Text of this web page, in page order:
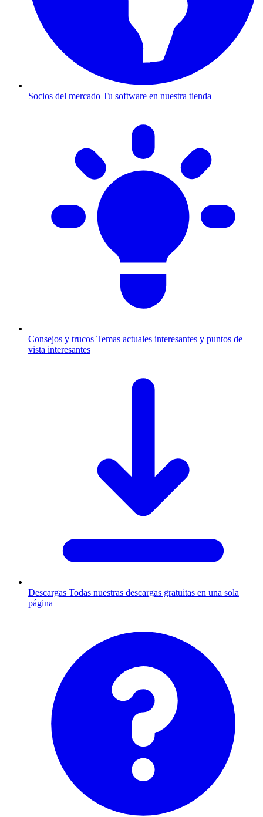
Socios del mercado Tu software en nuestra tienda
Consejos y trucos Temas actuales interesantes y puntos de
vista interesantes
Descargas Todas nuestras descargas gratuitas en una sola
página